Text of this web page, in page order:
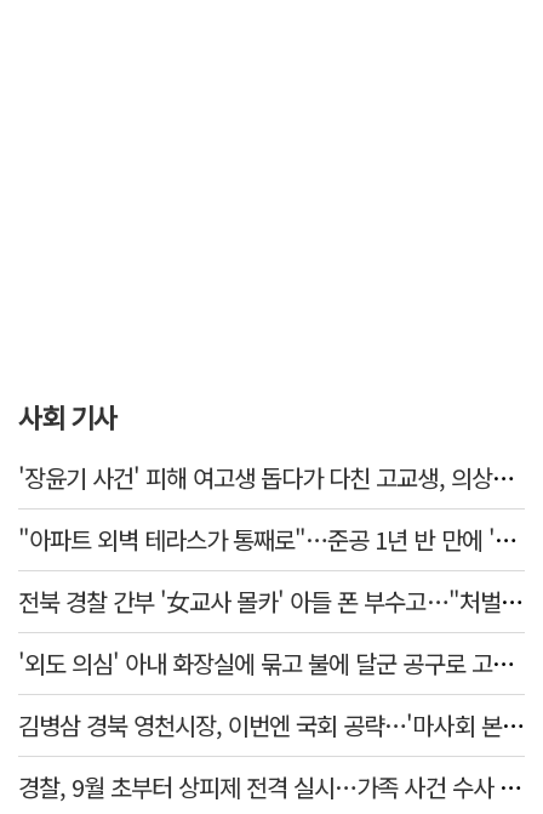
사회 기사
'장윤기 사건' 피해 여고생 돕다가 다친 고교생, 의상자 인정
"아파트 외벽 테라스가 통째로"…준공 1년 반 만에 '아찔 사고'
전북 경찰 간부 '女교사 몰카' 아들 폰 부수고…"처벌 못하는 사안" 내부망에 글
'외도 의심' 아내 화장실에 묶고 불에 달군 공구로 고문…남편 검거
김병삼 경북 영천시장, 이번엔 국회 공략…'마사회 본사 이전·광역교통망 확충' 요청
경찰, 9월 초부터 상피제 전격 실시…가족 사건 수사 못해